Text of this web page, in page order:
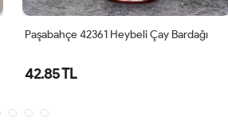
Paşabahçe 42361 Heybeli Çay Bardağı
42.85 TL